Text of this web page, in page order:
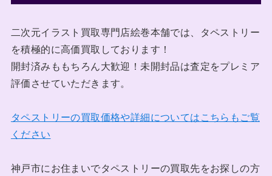
二次元イラスト買取専門店絵巻本舗では、タペストリー
を積極的に高価買取しております！
開封済みももちろん大歓迎！未開封品は査定をプレミア
評価させていただきます。
タペストリーの買取価格や詳細についてはこちらもご覧
ください
神戸市にお住まいでタペストリーの買取先をお探しの方